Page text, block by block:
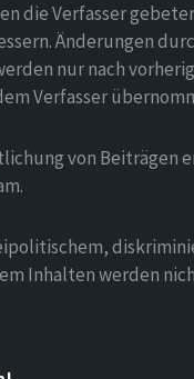
die Verfasser
Änderungen
nur nach
Verfasser
von Beiträgen
Inhalten werden